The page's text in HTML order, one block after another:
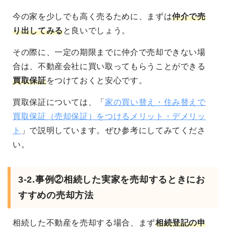
今の家を少しでも高く売るために、まずは仲介で売
り出してみると良いでしょう。
その際に、一定の期限までに仲介で売却できない場
合は、不動産会社に買い取ってもらうことができる
買取保証をつけておくと安心です。
買取保証については、「 家の買い替え・住み替えで
買取保証（売却保証）をつけるメリット・デメリッ
ト 」で説明しています。ぜひ参考にしてみてくださ
い。
3-2.事例②相続した実家を売却するときにお
すすめの売却方法
相続した不動産を売却する場合、まず相続登記の申